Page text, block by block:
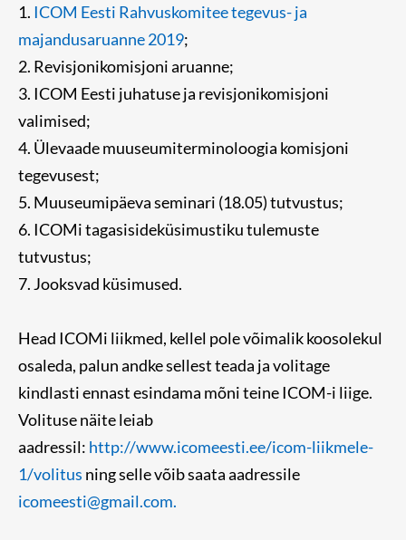
1. ICOM Eesti Rahvuskomitee tegevus- ja
majandusaruanne 2019;
2. Revisjonikomisjoni aruanne;
3. ICOM Eesti juhatuse ja revisjonikomisjoni
valimised;
4. Ülevaade muuseumiterminoloogia komisjoni
tegevusest;
5. Muuseumipäeva seminari (18.05) tutvustus;
6. ICOMi tagasisideküsimustiku tulemuste
tutvustus;
7. Jooksvad küsimused.
Head ICOMi liikmed, kellel pole võimalik koosolekul
osaleda, palun andke sellest teada ja volitage
kindlasti ennast esindama mõni teine ICOM-i liige.
Volituse näite leiab
aadressil: http://www.icomeesti.ee/icom-liikmele-
1/volitus ning selle võib saata aadressile
icomeesti@gmail.com.